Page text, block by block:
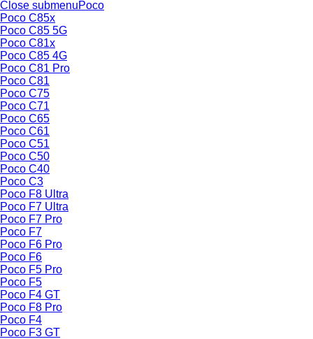
Close submenuPoco
Poco C85x
Poco C85 5G
Poco C81x
Poco C85 4G
Poco C81 Pro
Poco C81
Poco C75
Poco C71
Poco C65
Poco C61
Poco C51
Poco C50
Poco C40
Poco C3
Poco F8 Ultra
Poco F7 Ultra
Poco F7 Pro
Poco F7
Poco F6 Pro
Poco F6
Poco F5 Pro
Poco F5
Poco F4 GT
Poco F8 Pro
Poco F4
Poco F3 GT